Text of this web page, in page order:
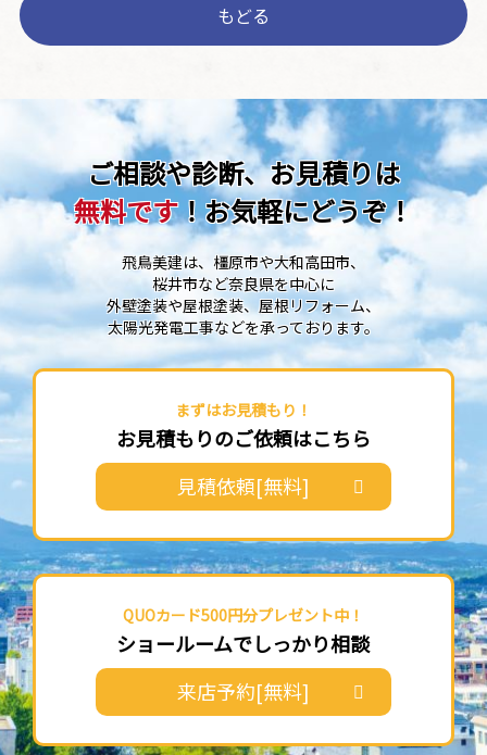
もどる
ご相談や診断、お見積りは
無料です！お気軽にどうぞ！
飛鳥美建は、橿原市や大和高田市、
桜井市など奈良県を中心に
外壁塗装や屋根塗装、屋根リフォーム、
太陽光発電工事などを承っております。
まずはお見積もり！
お見積もりのご依頼はこちら
見積依頼[無料]
QUOカード500円分プレゼント中！
ショールームでしっかり相談
来店予約[無料]